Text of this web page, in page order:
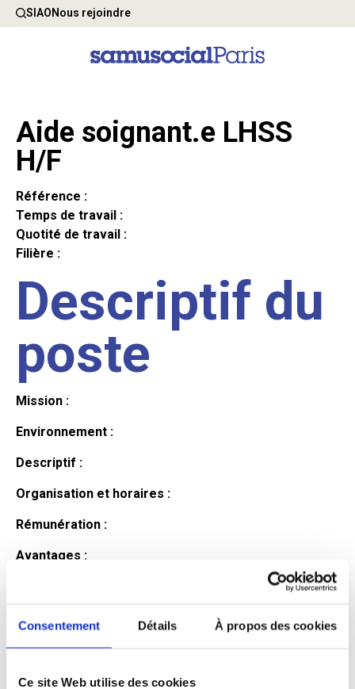
Consentement Détails À propos des cookies
Ce site Web utilise des cookies
SIAONous rejoindre
Aide soignant.e LHSS
H/F
Référence :
Temps de travail :
Quotité de travail :
Filière :
Descriptif du
poste
Mission :
Environnement :
Descriptif :
Organisation et horaires :
Rémunération :
Avantages :
Profil du
candidat